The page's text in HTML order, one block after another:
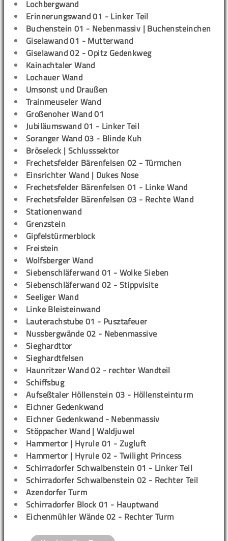
Lochbergwand
Erinnerungswand 01 - Linker Teil
Buchenstein 01 - Nebenmassiv | Buchensteinchen
Giselawand 01 - Mutterwand
Giselawand 02 - Opitz Gedenkweg
Kainachtaler Wand
Lochauer Wand
Umsonst und Draußen
Trainmeuseler Wand
Großenoher Wand 01
Jubiläumswand 01 - Linker Teil
Soranger Wand 03 - Blinde Kuh
Bröseleck | Schlusssektor
Frechetsfelder Bärenfelsen 02 - Türmchen
Einsrichter Wand | Dukes Nose
Frechetsfelder Bärenfelsen 01 - Linke Wand
Frechetsfelder Bärenfelsen 03 - Rechte Wand
Stationenwand
Grenzstein
Gipfelstürmerblock
Freistein
Wolfsberger Wand
Siebenschläferwand 01 - Wolke Sieben
Siebenschläferwand 02 - Stippvisite
Seeliger Wand
Linke Bleisteinwand
Lauterachstube 01 - Pusztafeuer
Nussbergwände 02 - Nebenmassive
Sieghardttor
Sieghardtfelsen
Haunritzer Wand 02 - rechter Wandteil
Schiffsbug
Aufseßtaler Höllenstein 03 - Höllensteinturm
Eichner Gedenkwand
Eichner Gedenkwand - Nebenmassiv
Stöppacher Wand | Waldjuwel
Hammertor | Hyrule 01 - Zugluft
Hammertor | Hyrule 02 - Twilight Princess
Schirradorfer Schwalbenstein 01 - Linker Teil
Schirradorfer Schwalbenstein 02 - Rechter Teil
Azendorfer Turm
Schirradorfer Block 01 - Hauptwand
Eichenmühler Wände 02 - Rechter Turm